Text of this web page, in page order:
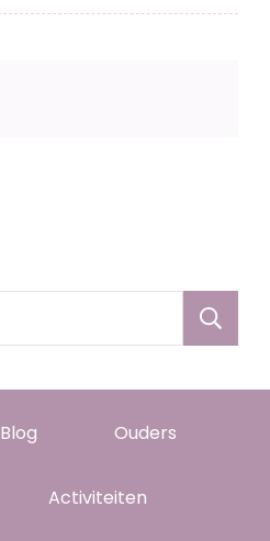
Blog Ouders
Activiteiten